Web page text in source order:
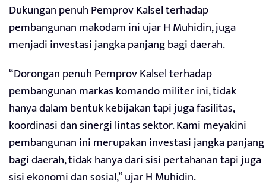
Dukungan penuh Pemprov Kalsel terhadap
pembangunan makodam ini ujar H Muhidin, juga
menjadi investasi jangka panjang bagi daerah.
“Dorongan penuh Pemprov Kalsel terhadap
pembangunan markas komando militer ini, tidak
hanya dalam bentuk kebijakan tapi juga fasilitas,
koordinasi dan sinergi lintas sektor. Kami meyakini
pembangunan ini merupakan investasi jangka panjang
bagi daerah, tidak hanya dari sisi pertahanan tapi juga
sisi ekonomi dan sosial,” ujar H Muhidin.